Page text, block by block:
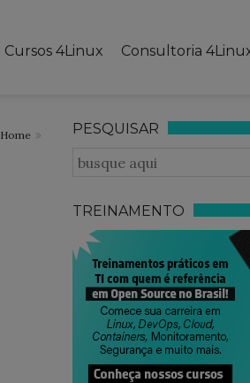
Cursos 4Linux Consultoria
Home PESQUISAR
TREINAMENTO